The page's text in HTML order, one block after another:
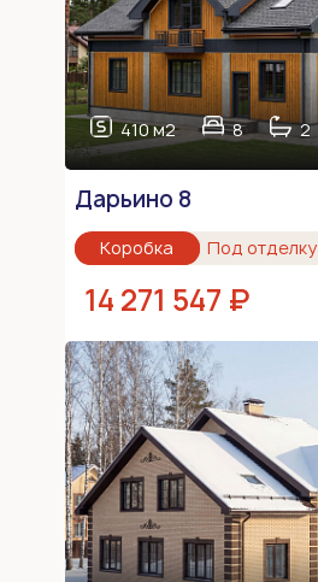
410 м2 8 2
Дарьино 8
Коробка Под отделку
14 271 547 ₽